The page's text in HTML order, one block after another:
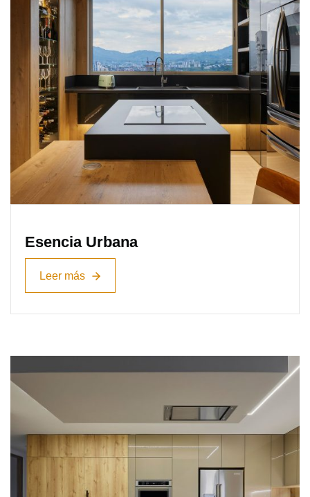
Esencia Urbana
Leer más
Leer más